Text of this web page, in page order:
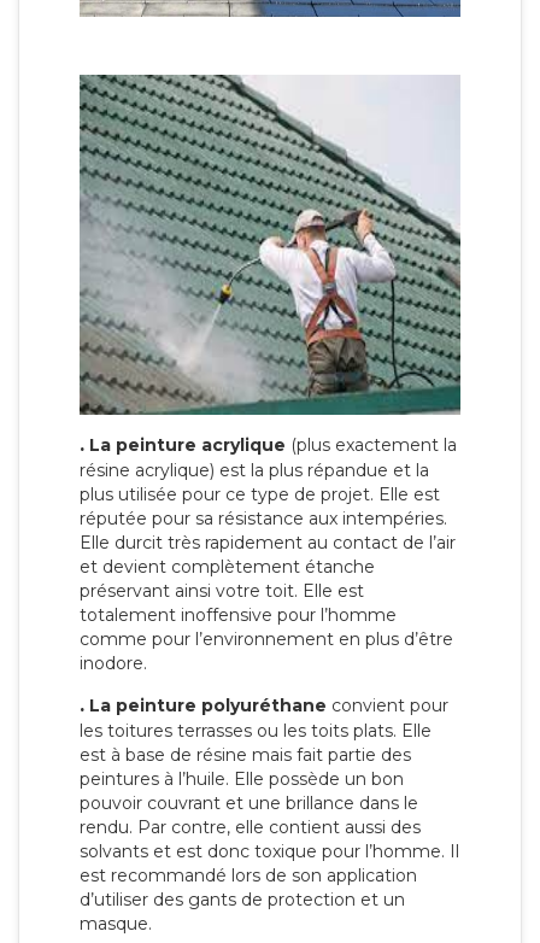
. La peinture acrylique (plus exactement la
résine acrylique) est la plus répandue et la
plus utilisée pour ce type de projet. Elle est
réputée pour sa résistance aux intempéries.
Elle durcit très rapidement au contact de l’air
et devient complètement étanche
préservant ainsi votre toit. Elle est
totalement inoffensive pour l’homme
comme pour l’environnement en plus d’être
inodore.
. La peinture polyuréthane convient pour
les toitures terrasses ou les toits plats. Elle
est à base de résine mais fait partie des
peintures à l’huile. Elle possède un bon
pouvoir couvrant et une brillance dans le
rendu. Par contre, elle contient aussi des
solvants et est donc toxique pour l’homme. Il
est recommandé lors de son application
d’utiliser des gants de protection et un
masque.